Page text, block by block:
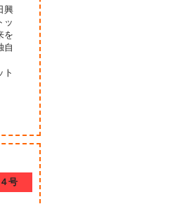
興
ッ
を
自
ト
号